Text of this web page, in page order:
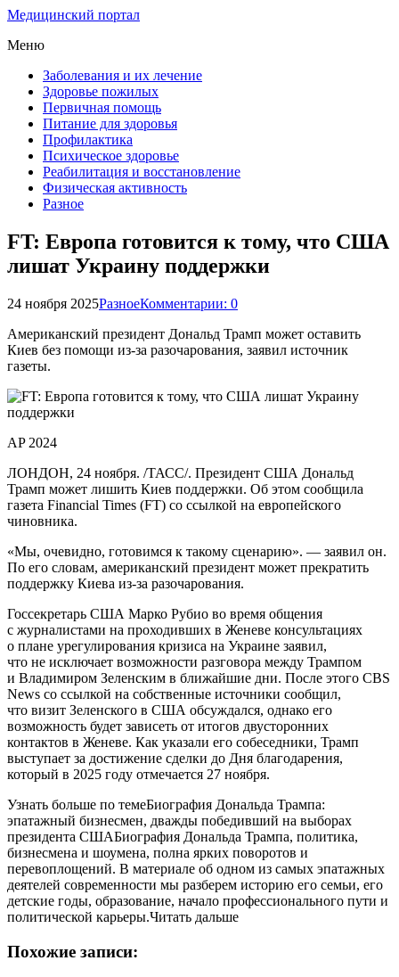
Медицинский портал
Меню
Заболевания и их лечение
Здоровье пожилых
Первичная помощь
Питание для здоровья
Профилактика
Психическое здоровье
Реабилитация и восстановление
Физическая активность
Разное
FT: Европа готовится к тому, что США
лишат Украину поддержки
24 ноября 2025РазноеКомментарии: 0
Американский президент Дональд Трамп может оставить
Киев без помощи из-за разочарования, заявил источник
газеты.
AP 2024
ЛОНДОН, 24 ноября. /ТАСС/. Президент США Дональд
Трамп может лишить Киев поддержки. Об этом сообщила
газета Financial Times (FT) со ссылкой на европейского
чиновника.
«Мы, очевидно, готовимся к такому сценарию». — заявил он.
По его словам, американский президент может прекратить
поддержку Киева из-за разочарования.
Госсекретарь США Марко Рубио во время общения
с журналистами на проходивших в Женеве консультациях
о плане урегулирования кризиса на Украине заявил,
что не исключает возможности разговора между Трампом
и Владимиром Зеленским в ближайшие дни. После этого CBS
News со ссылкой на собственные источники сообщил,
что визит Зеленского в США обсуждался, однако его
возможность будет зависеть от итогов двусторонних
контактов в Женеве. Как указали его собеседники, Трамп
выступает за достижение сделки до Дня благодарения,
который в 2025 году отмечается 27 ноября.
Узнать больше по темеБиография Дональда Трампа:
эпатажный бизнесмен, дважды победивший на выборах
президента СШАБиография Дональда Трампа, политика,
бизнесмена и шоумена, полна ярких поворотов и
перевоплощений. В материале об одном из самых эпатажных
деятелей современности мы разберем историю его семьи, его
детские годы, образование, начало профессионального пути и
политической карьеры.Читать дальше
Похожие записи: